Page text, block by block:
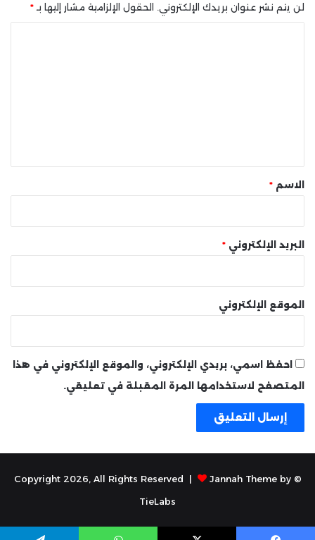
لن يتم نشر عنوان بريدك الإلكتروني. الحقول الإلزامية مشار إليها بـ *
* الاسم *
البريد الإلكتروني *
الموقع الإلكتروني
احفظ اسمي، بريدي الإلكتروني، والموقع الإلكتروني في هذا
المتصفح لاستخدامها المرة المقبلة في تعليقي.
© Copyright 2026, All Rights Reserved |
Jannah Theme by
TieLabs